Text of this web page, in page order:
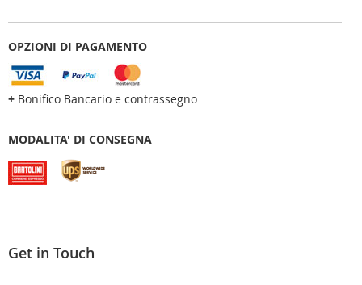
OPZIONI DI PAGAMENTO
+ Bonifico Bancario e contrassegno
MODALITA' DI CONSEGNA
Get in Touch